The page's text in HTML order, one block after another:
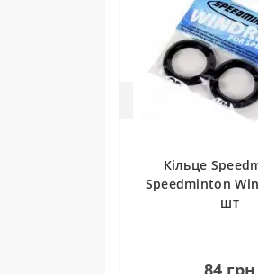
Кільце
Speedminton
шт
84 грн